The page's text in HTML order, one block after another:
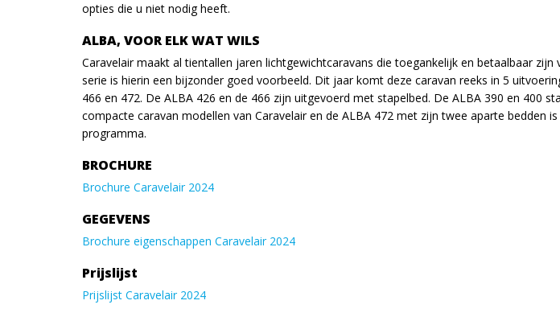
opties die u niet nodig heeft.
ALBA, VOOR ELK WAT WILS
Caravelair maakt al tientallen jaren lichtgewichtcaravans die toegankelijk en betaalbaar zijn
serie is hierin een bijzonder goed voorbeeld. Dit jaar komt deze caravan reeks in 5
466 en 472. De ALBA 426 en de 466 zijn uitgevoerd met stapelbed. De ALBA 390 en 400
compacte caravan modellen van Caravelair en de ALBA 472 met zijn twee aparte bedden
programma.
BROCHURE
Brochure Caravelair 2024
GEGEVENS
Brochure eigenschappen Caravelair 2024
Prijslijst
Prijslijst Caravelair 2024